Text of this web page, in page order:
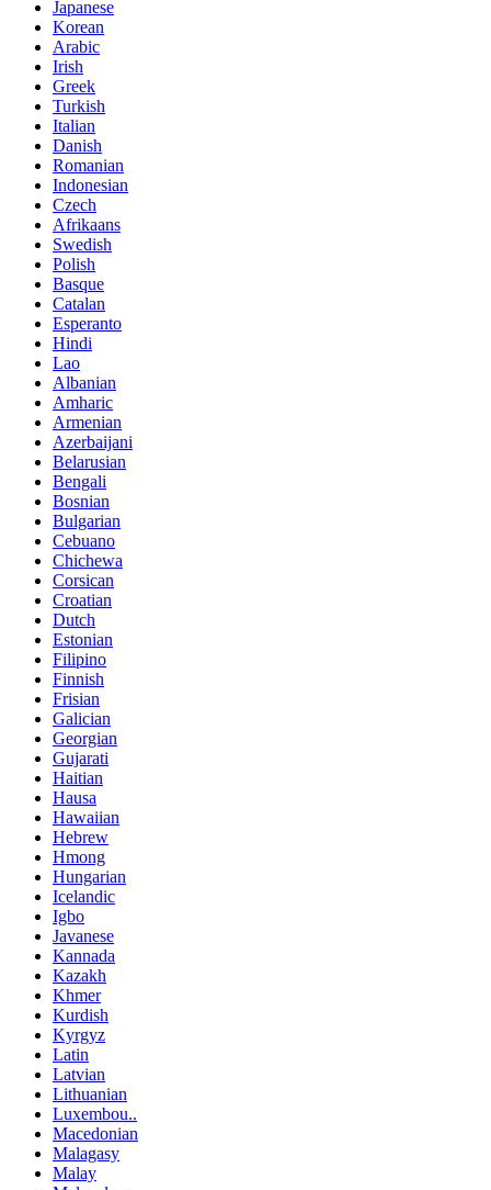
Japanese
Korean
Arabic
Irish
Greek
Turkish
Italian
Danish
Romanian
Indonesian
Czech
Afrikaans
Swedish
Polish
Basque
Catalan
Esperanto
Hindi
Lao
Albanian
Amharic
Armenian
Azerbaijani
Belarusian
Bengali
Bosnian
Bulgarian
Cebuano
Chichewa
Corsican
Croatian
Dutch
Estonian
Filipino
Finnish
Frisian
Galician
Georgian
Gujarati
Haitian
Hausa
Hawaiian
Hebrew
Hmong
Hungarian
Icelandic
Igbo
Javanese
Kannada
Kazakh
Khmer
Kurdish
Kyrgyz
Latin
Latvian
Lithuanian
Luxembou..
Macedonian
Malagasy
Malay